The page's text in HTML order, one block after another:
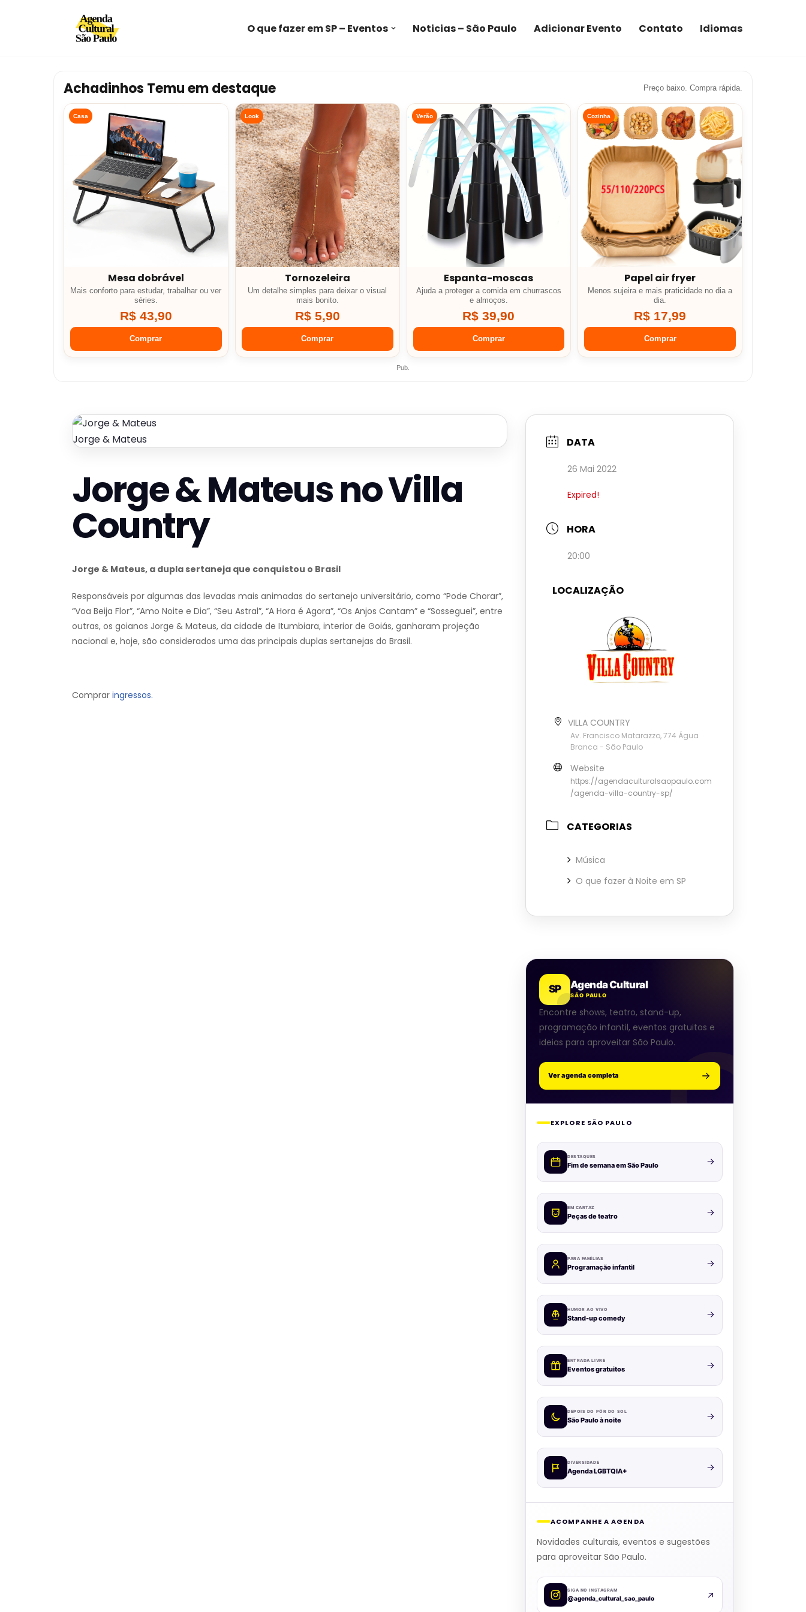
O que fazer em SP – Eventos Noticias – São Paulo Adicionar Evento Contato Idiomas
Achadinhos Temu em destaque Preço baixo. Compra rápida.
Casa
Mesa dobrável
Mais conforto para estudar, trabalhar ou ver
séries.
R$ 43,90
Comprar
Look
Tornozeleira
Um detalhe simples para deixar o visual
mais bonito.
R$ 5,90
Comprar
Verão
Espanta-moscas
Ajuda a proteger a comida em churrascos
e almoços.
R$ 39,90
Comprar
Cozinha
Papel air fryer
Menos sujeira e mais praticidade no dia a
dia.
R$ 17,99
Comprar
Pub.
Jorge & Mateus
Jorge & Mateus no Villa
Country
Jorge & Mateus, a dupla sertaneja que conquistou o Brasil
Responsáveis por algumas das levadas mais animadas do sertanejo universitário, como “Pode Chorar”,
“Voa Beija Flor”, “Amo Noite e Dia”, “Seu Astral”, “A Hora é Agora”, “Os Anjos Cantam” e “Sosseguei”, entre
outras, os goianos Jorge & Mateus, da cidade de Itumbiara, interior de Goiás, ganharam projeção
nacional e, hoje, são considerados uma das principais duplas sertanejas do Brasil.
Comprar ingressos.
DATA
26 Mai 2022
Expired!
HORA
20:00
LOCALIZAÇÃO
VILLA COUNTRY
Av. Francisco Matarazzo, 774 Água
Branca - São Paulo
Website
https://agendaculturalsaopaulo.com
/agenda-villa-country-sp/
CATEGORIAS
Música
O que fazer à Noite em SP
SP Agenda Cultural
SÃO PAULO
Encontre shows, teatro, stand-up,
programação infantil, eventos gratuitos e
ideias para aproveitar São Paulo.
Ver agenda completa
EXPLORE SÃO PAULO
DESTAQUES
Fim de semana em São Paulo
EM CARTAZ
Peças de teatro
PARA FAMÍLIAS
Programação infantil
HUMOR AO VIVO
Stand-up comedy
ENTRADA LIVRE
Eventos gratuitos
DEPOIS DO PÔR DO SOL
São Paulo à noite
DIVERSIDADE
Agenda LGBTQIA+
ACOMPANHE A AGENDA
Novidades culturais, eventos e sugestões
para aproveitar São Paulo.
SIGA NO INSTAGRAM
@agenda_cultural_sao_paulo